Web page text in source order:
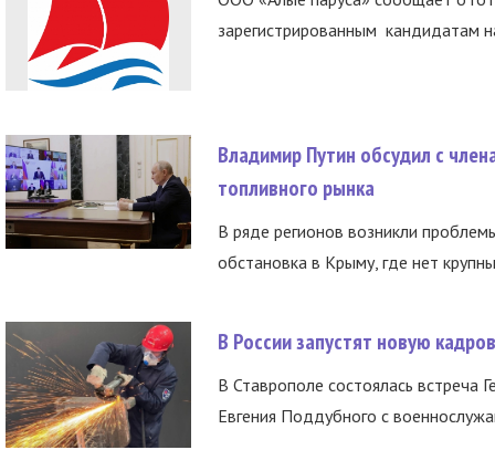
зарегистрированным кандидатам
Владимир Путин обсудил с
топливного рынка
В ряде регионов возникли
обстановка в Крыму, где нет
В России запустят новую
В Ставрополе состоялась встреча
Евгения Поддубного с